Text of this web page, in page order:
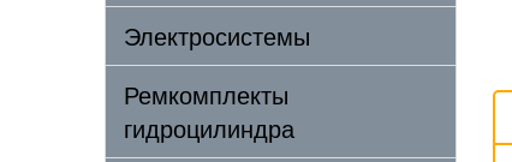
Электросистемы
Ремкомплекты
гидроцилиндра